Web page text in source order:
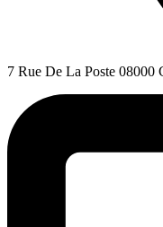
7 Rue De La Poste